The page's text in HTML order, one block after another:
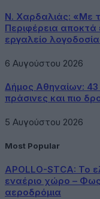
Ν. Χαρδαλιάς: «Με
Περιφέρεια
εργαλείο
6 Αυγούστου 2026
Δήμος Αθηναίων: 43
πράσινες και πιο
5 Αυγούστου 2026
Most Popular
APOLLO-STCA: Το
εναέριο χώρο –
αεροδρόμια